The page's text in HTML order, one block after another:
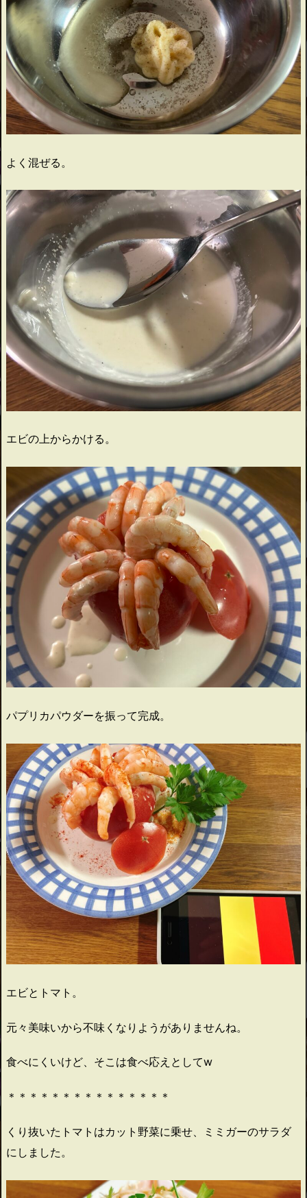
よく混ぜる。
エビの上からかける。
パプリカパウダーを振って完成。
エビとトマト。
元々美味いから不味くなりようがありませんね。
食べにくいけど、そこは食べ応えとしてw
＊＊＊＊＊＊＊＊＊＊＊＊＊＊＊
くり抜いたトマトはカット野菜に乗せ、ミミガーのサラダ
にしました。